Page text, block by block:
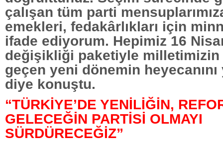
çalışan tüm parti
emekleri, fedakârlıkları için
ifade ediyorum. Hepimiz 16
değişikliği paketiyle milletimizin
geçen yeni dönemin heyecanını
diye konuştu.
“TÜRKİYE’DE YENİLİĞİN,
GELECEĞİN PARTİSİ OLMAYI
SÜRDÜRECEĞİZ”